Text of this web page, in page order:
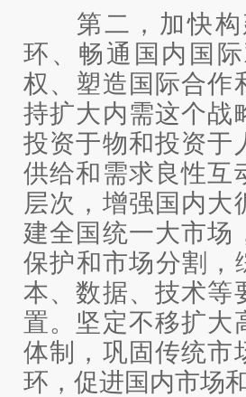
第二，加快构
环、畅通国内国
权、塑造国际合作
持扩大内需这个战
投资于物和投资于
供给和需求良性互
层次，增强国内大
建全国统一大市场
保护和市场分割，
本、数据、技术等
置。坚定不移扩大
体制，巩固传统市
环，促进国内市场